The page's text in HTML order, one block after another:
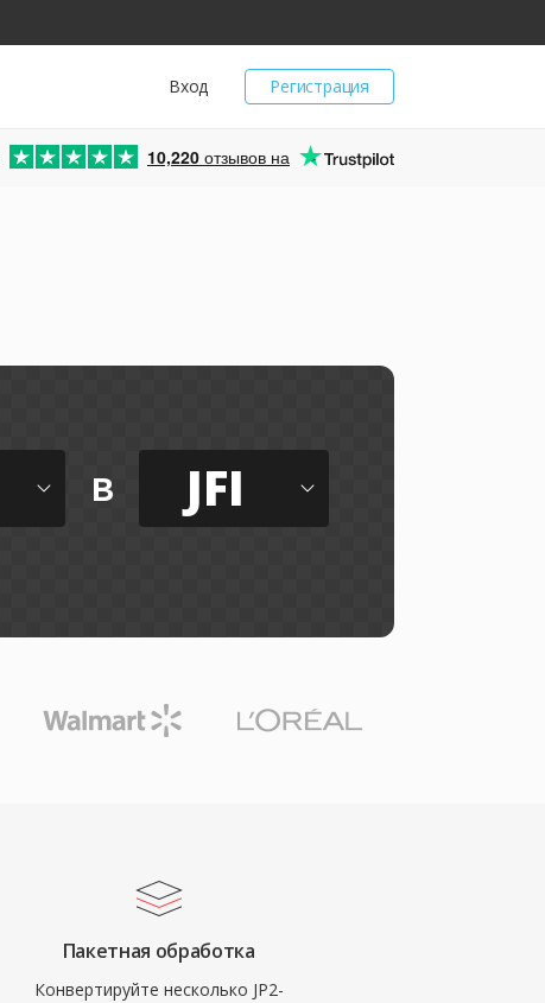
Регистрация
Вход
10,220 отзывов на
в JFI
Пакетная обработка
Конвертируйте несколько JP2-